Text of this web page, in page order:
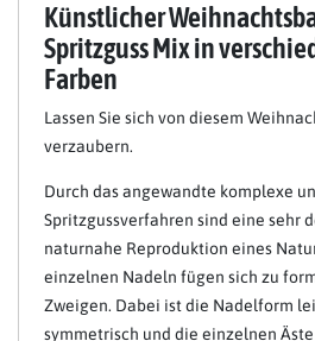
Künstlicher
Spritzguss Mix in
Farben
Lassen Sie sich von diesem
verzaubern.
Durch das angewandte komplexe
Spritzgussverfahren sind eine sehr
naturnahe Reproduktion eines
einzelnen Nadeln fügen sich zu
Zweigen. Dabei ist die Nadelform
symmetrisch und die einzelnen